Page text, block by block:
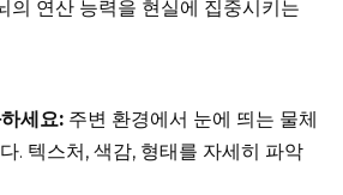
의 연산 능력을 현실에 집중시키는
세요: 주변 환경에서 눈에 띄는 물체
. 텍스처, 색감, 형태를 자세히 파악